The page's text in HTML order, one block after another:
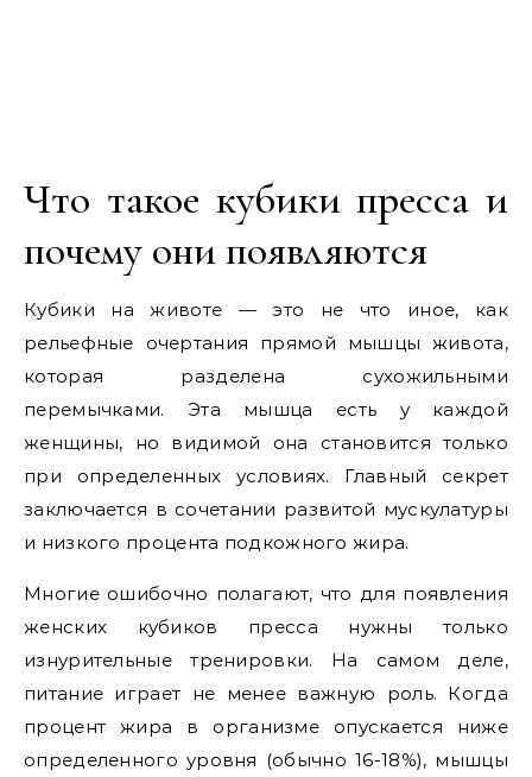
Что такое кубики пресса и
почему они появляются
Кубики на животе — это не что иное, как
рельефные очертания прямой мышцы живота,
которая разделена сухожильными
перемычками. Эта мышца есть у каждой
женщины, но видимой она становится только
при определенных условиях. Главный секрет
заключается в сочетании развитой мускулатуры
и низкого процента подкожного жира.
Многие ошибочно полагают, что для появления
женских кубиков пресса нужны только
изнурительные тренировки. На самом деле,
питание играет не менее важную роль. Когда
процент жира в организме опускается ниже
определенного уровня (обычно 16-18%), мышцы